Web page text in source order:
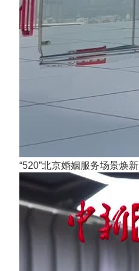
“520”北京婚姻服务场景焕新